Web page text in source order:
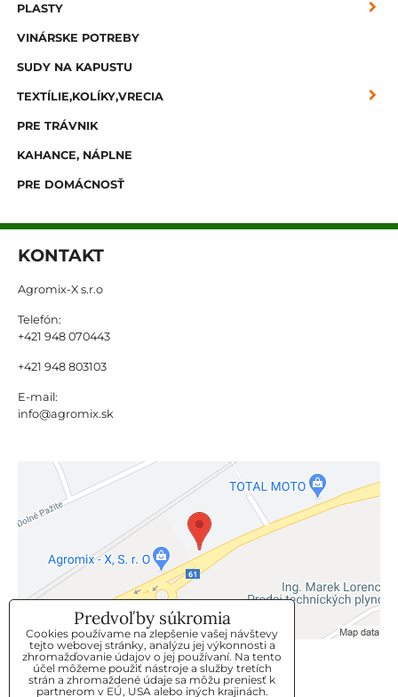
PLASTY
VINÁRSKE POTREBY
SUDY NA KAPUSTU
TEXTÍLIE,KOLÍKY,VRECIA
PRE TRÁVNIK
KAHANCE, NÁPLNE
PRE DOMÁCNOSŤ
KONTAKT
Agromix-X s.r.o
Telefón:
+421 948 070443
+421 948 803103
E-mail:
info@agromix.sk
KLIENTSKÝ SERVIS
Predvoľby súkromia
Cookies používame na zlepšenie vašej návštevy
tejto webovej stránky, analýzu jej výkonnosti a
zhromažďovanie údajov o jej používaní. Na tento
účel môžeme použiť nástroje a služby tretích
strán a zhromaždené údaje sa môžu preniesť k
partnerom v EÚ, USA alebo iných krajinách.